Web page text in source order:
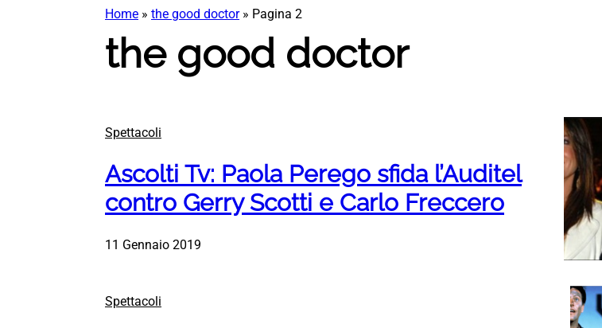
Home » the good doctor» Pagina 2
the good doctor
Spettacoli
Ascolti Tv: Paola Perego sfida l’Auditel
contro Gerry Scotti e Carlo Freccero
11 Gennaio 2019
Spettacoli